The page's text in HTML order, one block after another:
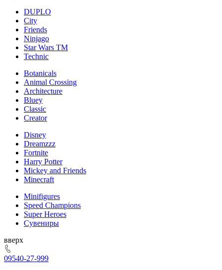
DUPLO
City
Friends
Ninjago
Star Wars TM
Technic
Botanicals
Animal Crossing
Architecture
Bluey
Classic
Creator
Disney
Dreamzzz
Fortnite
Harry Potter
Mickey and Friends
Minecraft
Minifigures
Speed Champions
Super Heroes
Сувениры
ерх
09540-27-999